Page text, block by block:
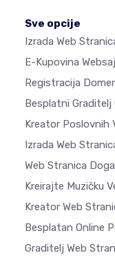
Sve opcije
Izrada Web
E-Kupovina
Registracija
Besplatni Graditelj
Kreator Poslovnih
Izrada Web
Web Stranica
Kreirajte Muzičku
Kreator Web
Besplatan Online
Graditelj Web